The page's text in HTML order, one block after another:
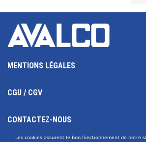
Les cookies assurent le bon fonctionnement de notre
MENTIONS LÉGALES
CGU / CGV
CONTACTEZ-NOUS